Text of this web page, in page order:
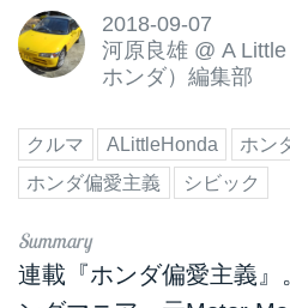
2018-09-07
河原良雄 @ A
ホンダ）編集部
クルマ ALittleHonda ホン
ホンダ偏愛主義
シビック
連載『ホンダ偏愛主義